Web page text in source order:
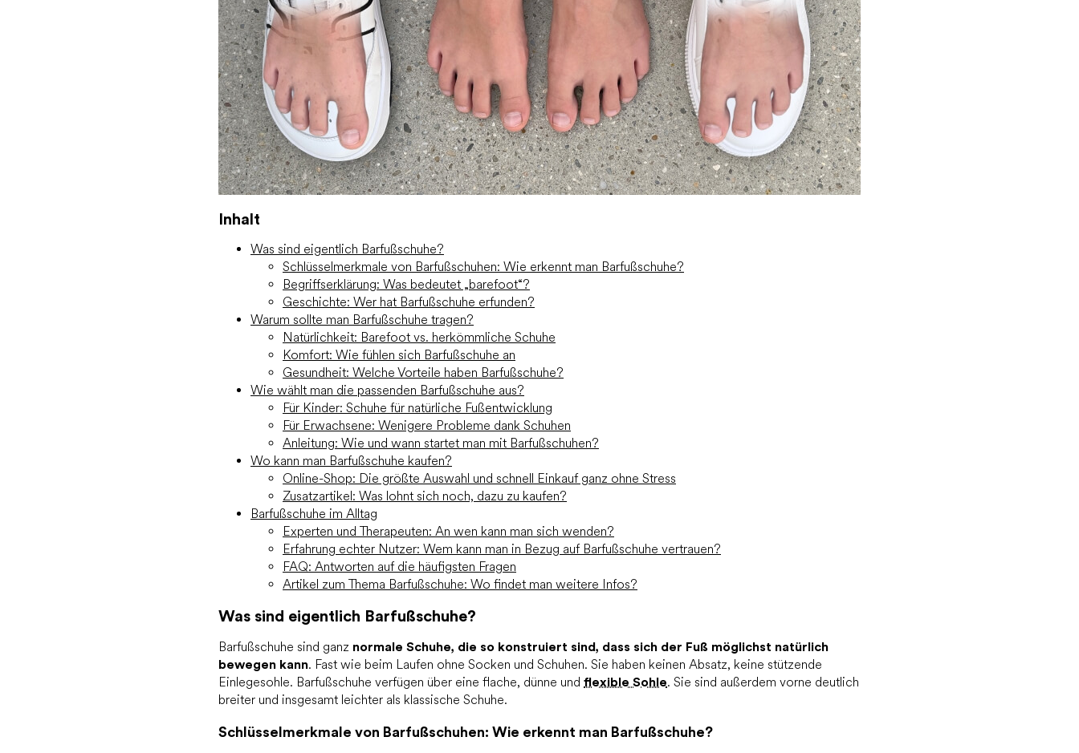
Inhalt
Was sind eigentlich Barfußschuhe?
Schlüsselmerkmale von Barfußschuhen: Wie erkennt man Barfußschuhe?
Begriffserklärung: Was bedeutet „barefoot“?
Geschichte: Wer hat Barfußschuhe erfunden?
Warum sollte man Barfußschuhe tragen?
Natürlichkeit: Barefoot vs. herkömmliche Schuhe
Komfort: Wie fühlen sich Barfußschuhe an
Gesundheit: Welche Vorteile haben Barfußschuhe?
Wie wählt man die passenden Barfußschuhe aus?
Für Kinder: Schuhe für natürliche Fußentwicklung
Für Erwachsene: Wenigere Probleme dank Schuhen
Anleitung: Wie und wann startet man mit Barfußschuhen?
Wo kann man Barfußschuhe kaufen?
Online-Shop: Die größte Auswahl und schnell Einkauf ganz ohne Stress
Zusatzartikel: Was lohnt sich noch, dazu zu kaufen?
Barfußschuhe im Alltag
Experten und Therapeuten: An wen kann man sich wenden?
Erfahrung echter Nutzer: Wem kann man in Bezug auf Barfußschuhe vertrauen?
FAQ: Antworten auf die häufigsten Fragen
Artikel zum Thema Barfußschuhe: Wo findet man weitere Infos?
Was sind eigentlich Barfußschuhe?
Barfußschuhe sind ganz normale Schuhe, die so konstruiert sind, dass sich der Fuß möglichst natürlich
bewegen kann. Fast wie beim Laufen ohne Socken und Schuhen. Sie haben keinen Absatz, keine stützende
Einlegesohle. Barfußschuhe verfügen über eine flache, dünne und flexible Sohle. Sie sind außerdem vorne deutlich
breiter und insgesamt leichter als klassische Schuhe.
Schlüsselmerkmale von Barfußschuhen: Wie erkennt man Barfußschuhe?